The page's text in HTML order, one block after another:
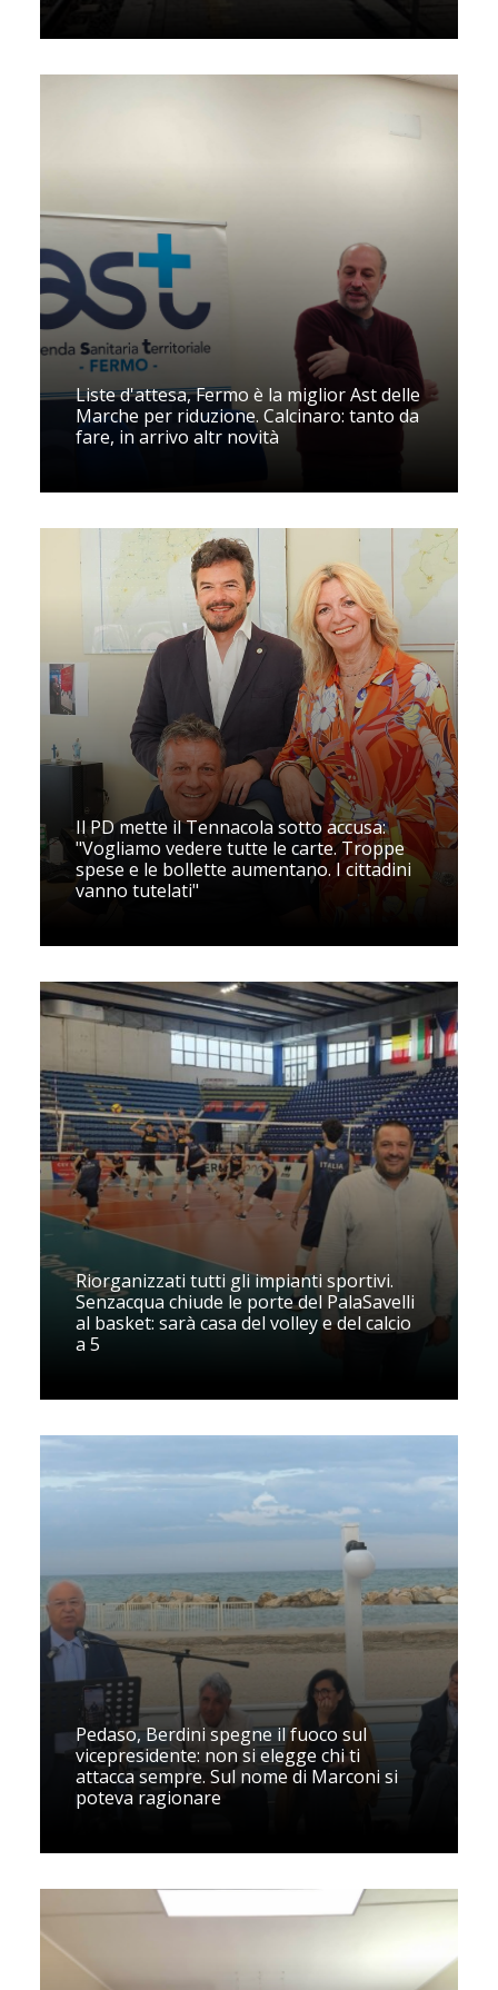
Liste d'attesa, Fermo è la miglior Ast delle
Marche per riduzione. Calcinaro: tanto da
fare, in arrivo altr novità
Il PD mette il Tennacola sotto accusa:
"Vogliamo vedere tutte le carte. Troppe
spese e le bollette aumentano. I cittadini
vanno tutelati"
Riorganizzati tutti gli impianti sportivi.
Senzacqua chiude le porte del PalaSavelli
al basket: sarà casa del volley e del calcio
a 5
Pedaso, Berdini spegne il fuoco sul
vicepresidente: non si elegge chi ti
attacca sempre. Sul nome di Marconi si
poteva ragionare